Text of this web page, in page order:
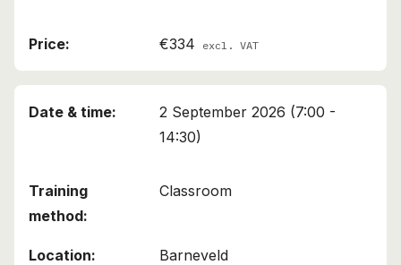
€334 excl. VAT
2 September 2026 (7:00 -
14:30)
Classroom
Barneveld